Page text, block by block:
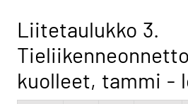
Liitetaulukko 3.
kuolleet, tammi -